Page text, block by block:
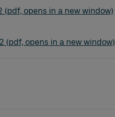
- Orust - Stenungsund
(pdf, opens in a new window)
- Orust - Stenungsund
(pdf, opens in a new window)